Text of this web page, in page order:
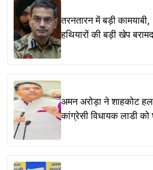
तरनतारन में बड़ी
हथियारों की बड़ी खेप
अमन अरोड़ा ने शाहकोट
कांग्रेसी विधायक लाडी को